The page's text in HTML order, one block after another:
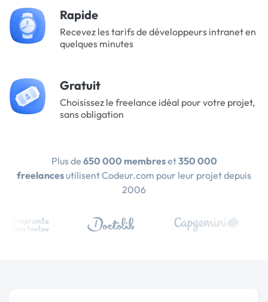
Rapide
Recevez les tarifs de développeurs intranet en
quelques minutes
Gratuit
Choisissez le freelance idéal pour votre projet,
sans obligation
Plus de 650 000 membreset350 000
freelances utilisent Codeur.com pour leur projet depuis
2006